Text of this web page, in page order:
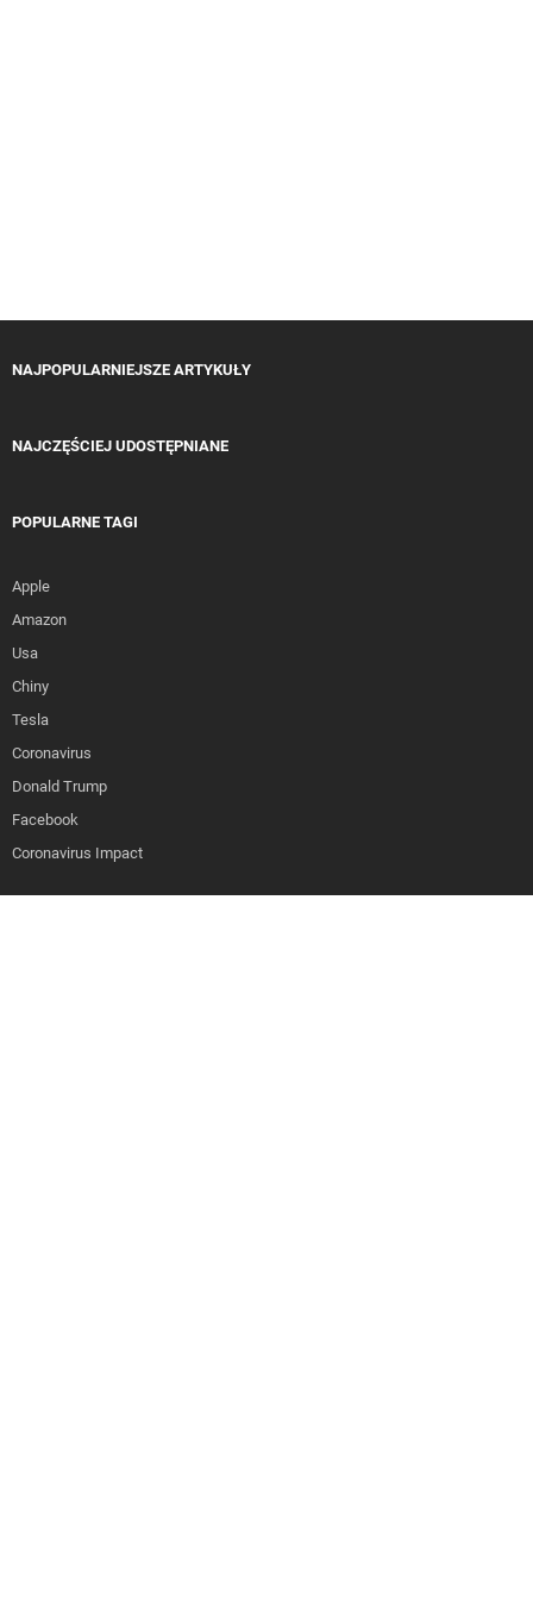
NAJPOPULARNIEJSZE ARTYKUŁY
NAJCZĘŚCIEJ UDOSTĘPNIANE
POPULARNE TAGI
Apple
Amazon
Usa
Chiny
Tesla
Coronavirus
Donald Trump
Facebook
Coronavirus Impact